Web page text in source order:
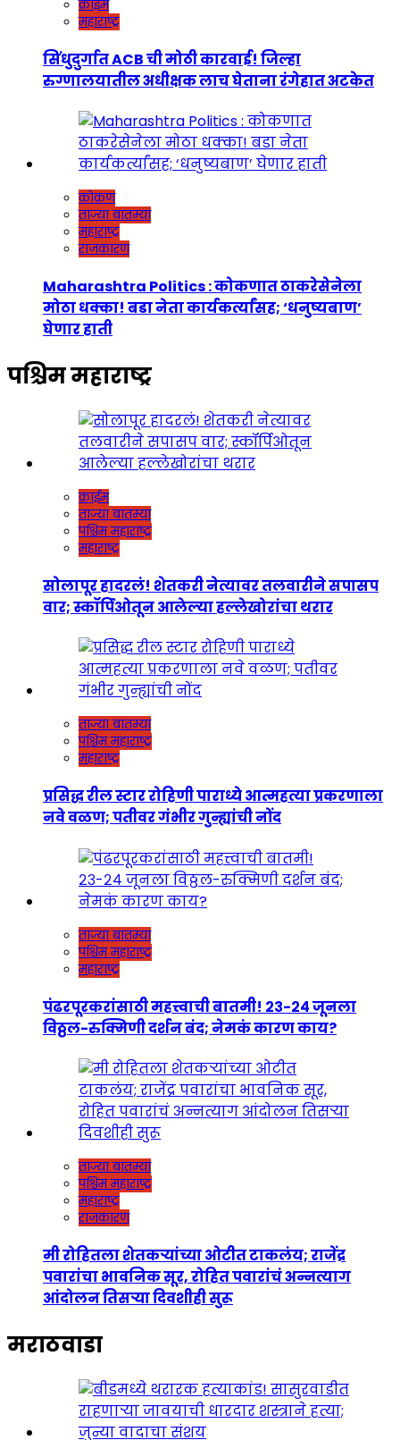
क्राईम
महाराष्ट्र
सिंधुदुर्गात ACB ची मोठी कारवाई! जिल्हा
रुग्णालयातील अधीक्षक लाच घेताना रंगेहात अटकेत
कोकण
ताज्या बातम्या
महाराष्ट्र
राजकारण
Maharashtra Politics : कोकणात ठाकरेसेनेला
मोठा धक्का! बडा नेता कार्यकर्त्यांसह; ‘धनुष्यबाण’
घेणार हाती
पश्चिम महाराष्ट्र
क्राईम
ताज्या बातम्या
पश्चिम महाराष्ट्र
महाराष्ट्र
सोलापूर हादरलं! शेतकरी नेत्यावर तलवारीने सपासप
वार; स्कॉर्पिओतून आलेल्या हल्लेखोरांचा थरार
ताज्या बातम्या
पश्चिम महाराष्ट्र
महाराष्ट्र
प्रसिद्ध रील स्टार रोहिणी पाराध्ये आत्महत्या प्रकरणाला
नवे वळण; पतीवर गंभीर गुन्ह्यांची नोंद
ताज्या बातम्या
पश्चिम महाराष्ट्र
महाराष्ट्र
पंढरपूरकरांसाठी महत्त्वाची बातमी! २३-२४ जूनला
विठ्ठल-रुक्मिणी दर्शन बंद; नेमकं कारण काय?
ताज्या बातम्या
पश्चिम महाराष्ट्र
महाराष्ट्र
राजकारण
मी रोहितला शेतकऱ्यांच्या ओटीत टाकलंय; राजेंद्र
पवारांचा भावनिक सूर, रोहित पवारांचं अन्नत्याग
आंदोलन तिसऱ्या दिवशीही सुरू
मराठवाडा